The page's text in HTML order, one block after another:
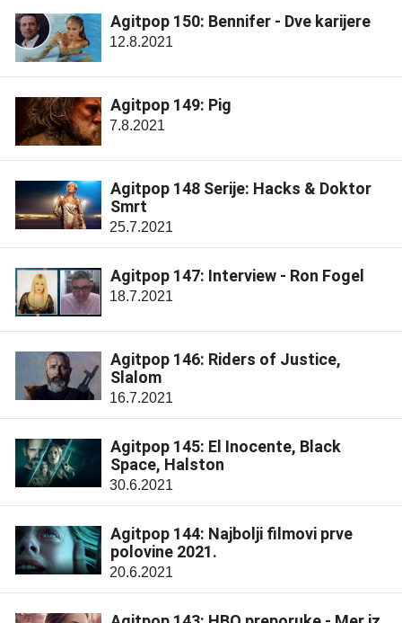
Agitpop 150: Bennifer - Dve karijere
12.8.2021
Agitpop 149: Pig
7.8.2021
Agitpop 148 Serije: Hacks & Doktor
Smrt
25.7.2021
Agitpop 147: Interview - Ron Fogel
18.7.2021
Agitpop 146: Riders of Justice,
Slalom
16.7.2021
Agitpop 145: El Inocente, Black
Space, Halston
30.6.2021
Agitpop 144: Najbolji filmovi prve
polovine 2021.
20.6.2021